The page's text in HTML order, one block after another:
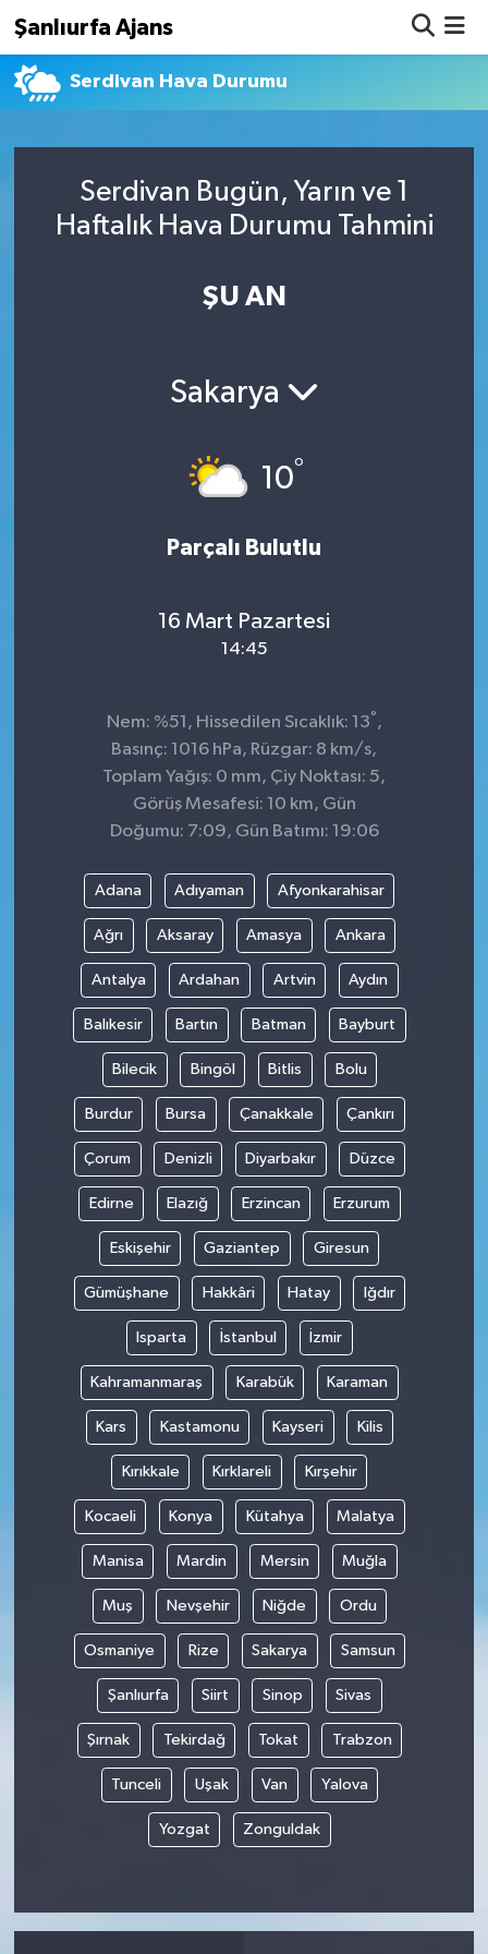
Şanlıurfa Ajans
Serdivan Hava Durumu
Serdivan Bugün, Yarın ve 1
Haftalık Hava Durumu Tahmini
ŞU AN
Sakarya
10°
Parçalı Bulutlu
16 Mart Pazartesi
14:45
Nem: %51, Hissedilen Sıcaklık: 13° ,
Basınç: 1016 hPa, Rüzgar: 8 km/s,
Toplam Yağış: 0 mm, Çiy Noktası: 5,
Görüş Mesafesi: 10 km, Gün
Doğumu: 7:09, Gün Batımı: 19:06
Adana Adıyaman Afyonkarahisar
Ağrı Aksaray Amasya Ankara
Antalya Ardahan Artvin Aydın
Balıkesir Bartın Batman Bayburt
Bilecik Bingöl Bitlis Bolu
Burdur Bursa Çanakkale Çankırı
Çorum Denizli Diyarbakır Düzce
Edirne Elazığ Erzincan Erzurum
Eskişehir Gaziantep Giresun
Gümüşhane Hakkâri Hatay Iğdır
Isparta İstanbul İzmir
Kahramanmaraş Karabük Karaman
Kars Kastamonu Kayseri Kilis
Kırıkkale Kırklareli Kırşehir
Kocaeli Konya Kütahya Malatya
Manisa Mardin Mersin Muğla
Muş Nevşehir Niğde Ordu
Osmaniye Rize Sakarya Samsun
Şanlıurfa Siirt Sinop Sivas
Şırnak Tekirdağ Tokat Trabzon
Tunceli Uşak Van Yalova
Yozgat Zonguldak
Nöbetçi Eczaneler
Namaz Vakitleri
Süper Lig Puan Durumu ve Fikstür